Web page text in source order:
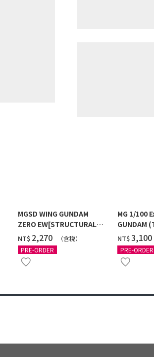
MGSD WING GUNDAM
ZERO EW[STRUCTURAL
COATING/BLACK] [2026年
12月發送]
NT$ ‌2,270
（含税）
PRE-ORDER
MG 1/100
GUNDAM
Ver.) [2026
NT$‌3,100
PRE-ORDER